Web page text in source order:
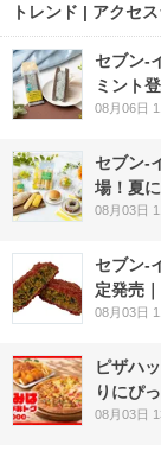
トレンド | アクセ
セブン‐
ミント
08月06日
セブン‐
場！夏
08月03日
セブン-
定発売
08月03日
ピザハ
りにぴ
08月03日